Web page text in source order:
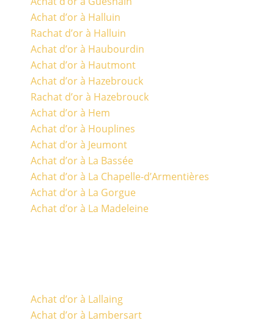
Achat d’or à Halluin
Rachat d’or à Halluin
Achat d’or à Haubourdin
Achat d’or à Hautmont
Achat d’or à Hazebrouck
Rachat d’or à Hazebrouck
Achat d’or à Hem
Achat d’or à Houplines
Achat d’or à Jeumont
Achat d’or à La Bassée
Achat d’or à La Chapelle-d’Armentières
Achat d’or à La Gorgue
Achat d’or à La Madeleine
Achat d’or à Lallaing
Achat d’or à Lambersart